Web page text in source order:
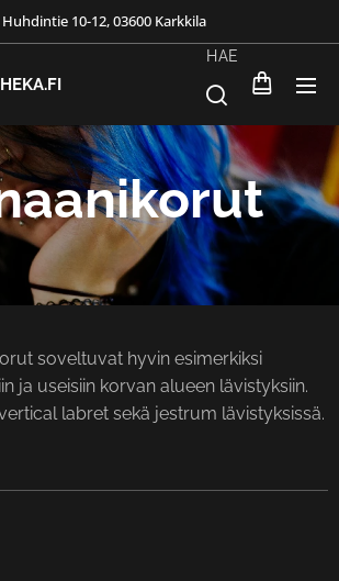
Huhdintie 10-12, 03600 Karkkila
HAE
soveltuvat hyvin esimerkiksi
ja useisiin korvan alueen lävistyksiin.
labret sekä jestrum lävistyksissä.